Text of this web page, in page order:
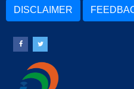
DISCLAIMER